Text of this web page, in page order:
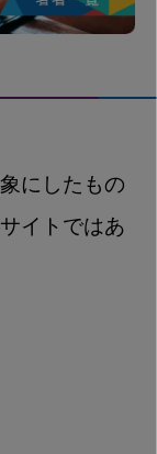
にしたもの
イトではあ